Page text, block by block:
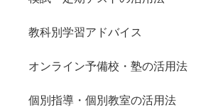
教科別学習アドバイス
オンライン予備校・塾の活用法
個別指導・個別教室の活用法